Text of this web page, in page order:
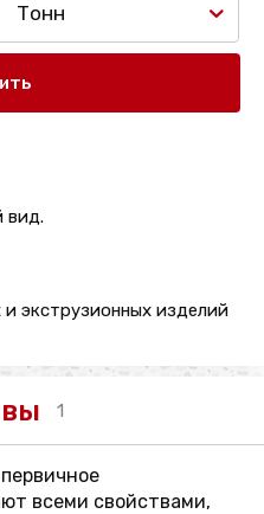
Тонн
вид.
экструзионных изделий
1
всеми свойствами,